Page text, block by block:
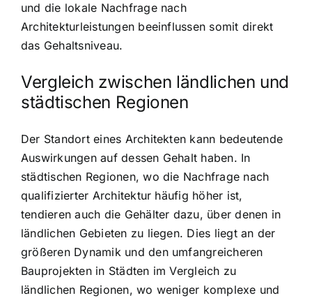
und die lokale Nachfrage nach
Architekturleistungen beeinflussen somit direkt
das Gehaltsniveau.
Vergleich zwischen ländlichen und
städtischen Regionen
Der Standort eines Architekten kann bedeutende
Auswirkungen auf dessen Gehalt haben. In
städtischen Regionen, wo die Nachfrage nach
qualifizierter Architektur häufig höher ist,
tendieren auch die Gehälter dazu, über denen in
ländlichen Gebieten zu liegen. Dies liegt an der
größeren Dynamik und den umfangreicheren
Bauprojekten in Städten im Vergleich zu
ländlichen Regionen, wo weniger komplexe und